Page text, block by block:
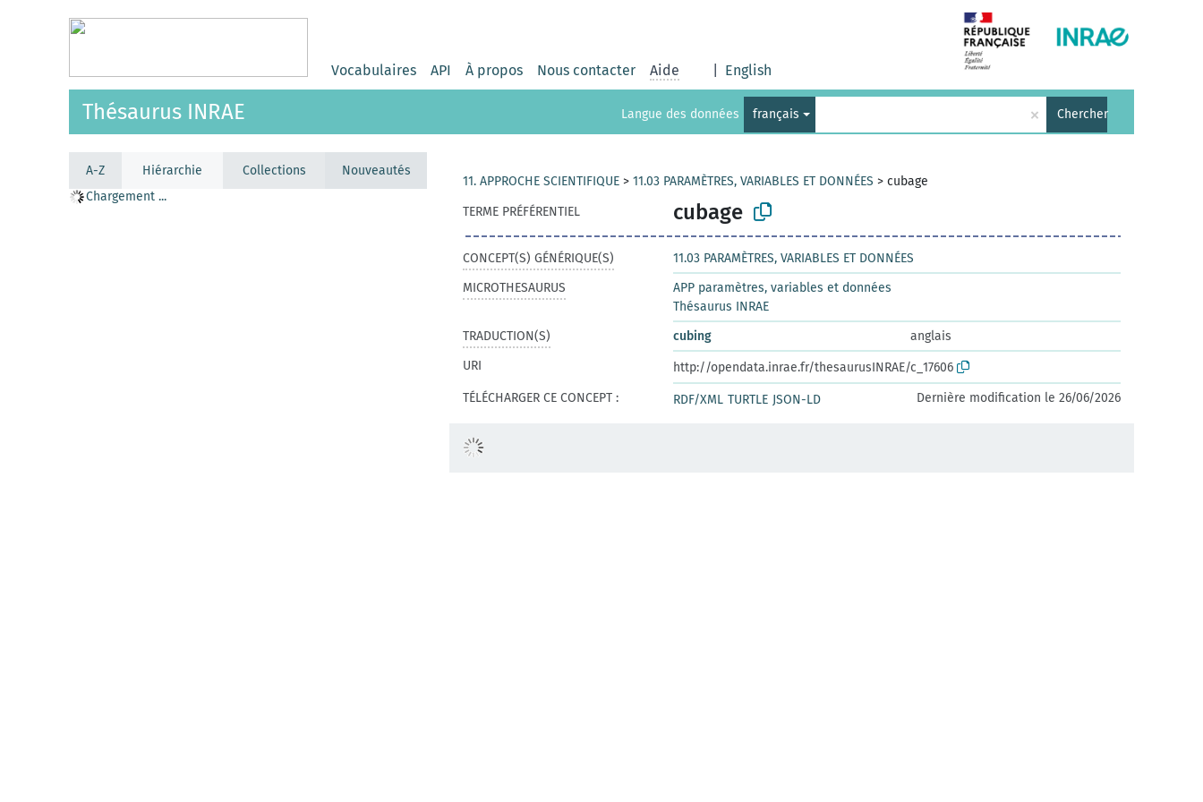
Vocabulaires API À propos Nous contacter Aide English
Thésaurus INRAE Langue des données français × Chercher
A-Z Hiérarchie Collections
Nouveautés
Chargement ...
11. APPROCHE SCIENTIFIQUE > 11.03 PARAMÈTRES, VARIABLES ET DONNÉES > cubage
TERME PRÉFÉRENTIEL
cubage
CONCEPT(S) GÉNÉRIQUE(S)
11.03 PARAMÈTRES, VARIABLES ET DONNÉES
MICROTHESAURUS
APP paramètres, variables et données
Thésaurus INRAE
TRADUCTION(S)
cubing
anglais
URI
http://opendata.inrae.fr/thesaurusINRAE/c_17606
TÉLÉCHARGER CE CONCEPT :
RDF/XML TURTLE JSON-LD Dernière modification le 26/06/2026